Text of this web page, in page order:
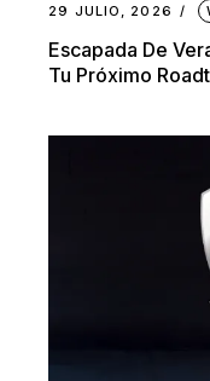
29 JULIO, 2026
Escapada De
Tu Próximo